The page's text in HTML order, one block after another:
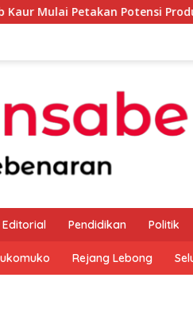
Potensi Produk Unggulan
Editorial Pendidikan Politik
Rejang Lebong